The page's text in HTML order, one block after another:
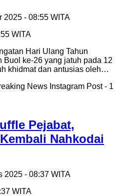
2025 - 08:55 WITA
WITA
Hari Ulang Tahun
Buol ke-26 yang jatuh pada 12
khidmat dan antusias oleh…
Pejabat,
Nahkodai
2025 - 08:37 WITA
WITA